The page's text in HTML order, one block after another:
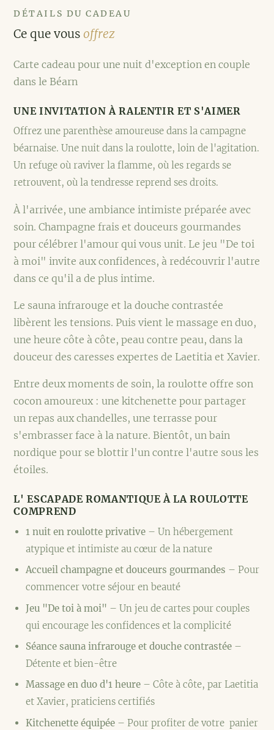
DÉTAILS DU CADEAU
Ce que vousoffrez
Carte cadeau pour une nuit d'exception en couple
dans le Béarn
UNE INVITATION À RALENTIR ET S'AIMER
Offrez une parenthèse amoureuse dans la campagne
béarnaise. Une nuit dans la roulotte, loin de l'agitation.
Un refuge où raviver la flamme, où les regards se
retrouvent, où la tendresse reprend ses droits.
À l'arrivée, une ambiance intimiste préparée avec
soin. Champagne frais et douceurs gourmandes
pour célébrer l'amour qui vous unit. Le jeu "De toi
à moi" invite aux confidences, à redécouvrir l'autre
dans ce qu'il a de plus intime.
Le sauna infrarouge et la douche contrastée
libèrent les tensions. Puis vient le massage en duo,
une heure côte à côte, peau contre peau, dans la
douceur des caresses expertes de Laetitia et Xavier.
Entre deux moments de soin, la roulotte offre son
cocon amoureux : une kitchenette pour partager
un repas aux chandelles, une terrasse pour
s'embrasser face à la nature. Bientôt, un bain
nordique pour se blottir l'un contre l'autre sous les
étoiles.
L' ESCAPADE ROMANTIQUE À LA ROULOTTE
COMPREND
1 nuit en roulotte privative– Un hébergement
atypique et intimiste au cœur de la nature
Accueil champagne et douceurs gourmandes – Pour
commencer votre séjour en beauté
Jeu "De toi à moi" – Un jeu de cartes pour couples
qui encourage les confidences et la complicité
Séance sauna infrarouge et douche contrastée–
Détente et bien-être
Massage en duo d'1 heure– Côte à côte, par Laetitia
et Xavier, praticiens certifiés
Kitchenette équipée– Pour profiter de votre panier